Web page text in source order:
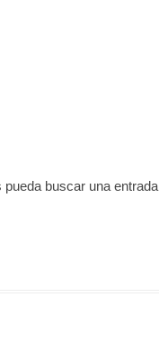
buscar una entrada